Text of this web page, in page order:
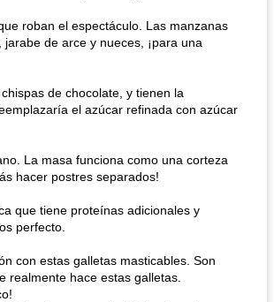
roban el espectáculo. Las manzanas
de arce y nueces, ¡para una
de chocolate, y tienen la
el azúcar refinada con azúcar
La masa funciona como una corteza
hacer postres separados!
que tiene proteínas adicionales y
perfecto.
con estas galletas masticables. Son
realmente hace estas galletas.